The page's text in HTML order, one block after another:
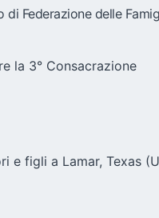
Federazione delle
la 3° Consacrazione
e figli a Lamar, Texas